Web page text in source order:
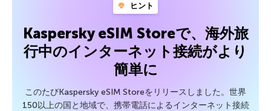
ヒント
Kaspersky eSIM Storeで、海外旅
行中のインターネット接続がより
簡単に
このたびKaspersky eSIM Storeをリリースしました。世界
150以上の国と地域で、携帯電話によるインターネット接続